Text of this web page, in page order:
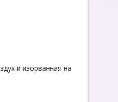
и изорванная на